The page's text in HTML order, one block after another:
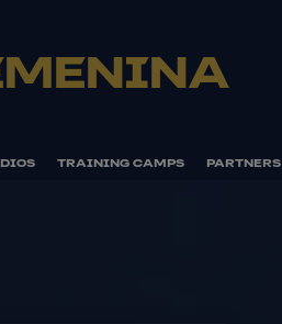
TRAINING CAMPS PARTNERS